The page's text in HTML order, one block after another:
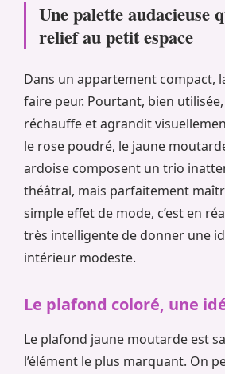
Une palette audacieuse
relief au petit espace
Dans un appartement compact,
faire peur. Pourtant, bien
réchauffe et agrandit
le rose poudré, le jaune
ardoise composent un trio
théâtral, mais parfaitement
simple effet de mode, c’est en
très intelligente de donner une
intérieur modeste.
Le plafond coloré, une
Le plafond jaune moutarde est
l’élément le plus marquant. On